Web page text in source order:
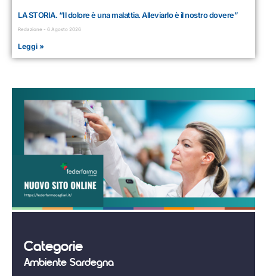
LA STORIA. “Il dolore è una malattia. Alleviarlo è il nostro dovere”
Redazione 6 Agosto 2026
Leggi »
Categorie
Ambiente Sardegna